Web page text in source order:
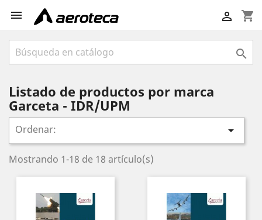
 shopping_cart


Listado de productos por marca
Garceta - IDR/UPM
Ordenar: 
Mostrando 1-18 de 18 artículo(s)